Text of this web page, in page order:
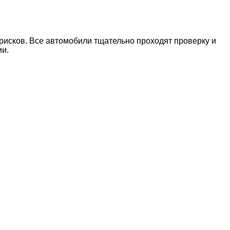
Все автомобили тщательно проходят проверку и